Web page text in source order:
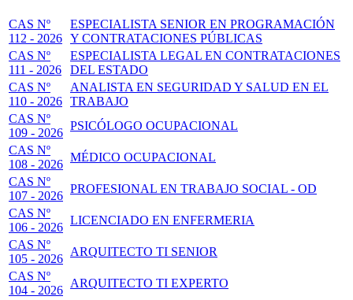
CAS Nº
112 - 2026
ESPECIALISTA SENIOR EN PROGRAMACIÓN
Y CONTRATACIONES PÚBLICAS
CAS Nº
111 - 2026
ESPECIALISTA LEGAL EN CONTRATACIONES
DEL ESTADO
CAS Nº
110 - 2026
ANALISTA EN SEGURIDAD Y SALUD EN EL
TRABAJO
CAS Nº
109 - 2026
PSICÓLOGO OCUPACIONAL
CAS Nº
108 - 2026
MÉDICO OCUPACIONAL
CAS Nº
107 - 2026
PROFESIONAL EN TRABAJO SOCIAL - OD
CAS Nº
106 - 2026
LICENCIADO EN ENFERMERIA
CAS Nº
105 - 2026
ARQUITECTO TI SENIOR
CAS Nº
104 - 2026
ARQUITECTO TI EXPERTO